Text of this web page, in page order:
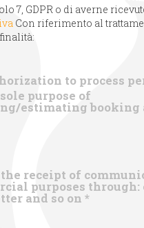
7, GDPR o di averne
Con riferimento al
to process
purpose of
estimating booking
the receipt of
purposes through:
and so on *